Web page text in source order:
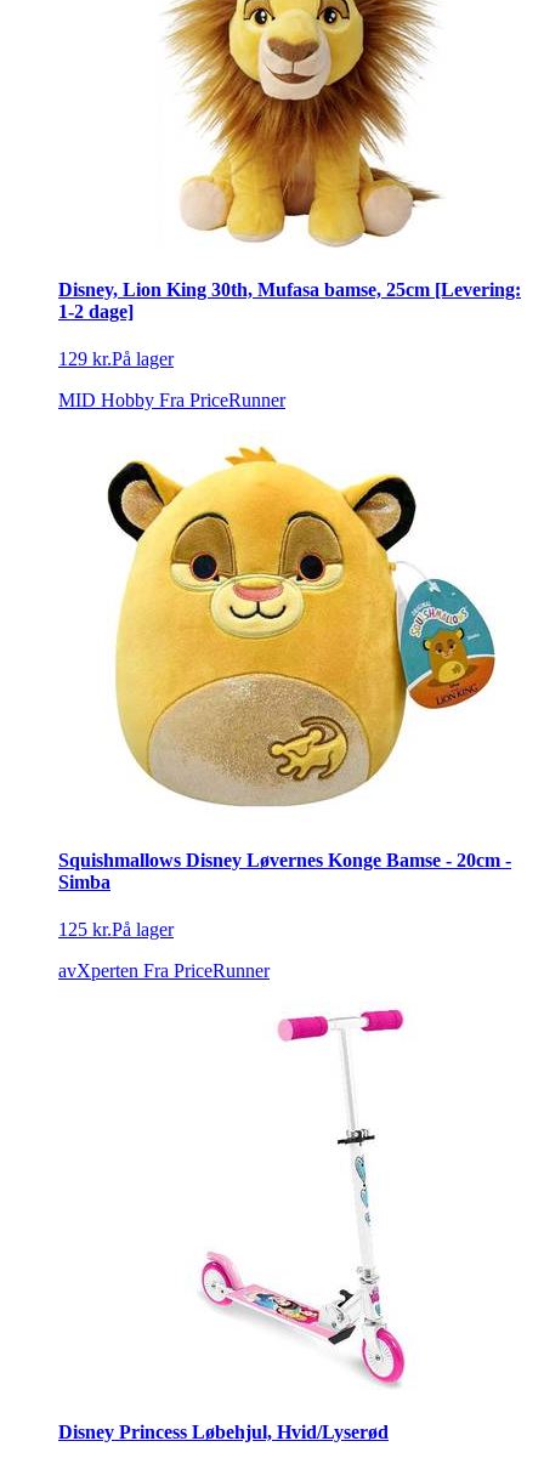
Disney, Lion King 30th, Mufasa bamse, 25cm [Levering:
1-2 dage]
129 kr.På lager
MID Hobby Fra PriceRunner
Squishmallows Disney Løvernes Konge Bamse - 20cm -
Simba
125 kr.På lager
avXperten Fra PriceRunner
Disney Princess Løbehjul, Hvid/Lyserød